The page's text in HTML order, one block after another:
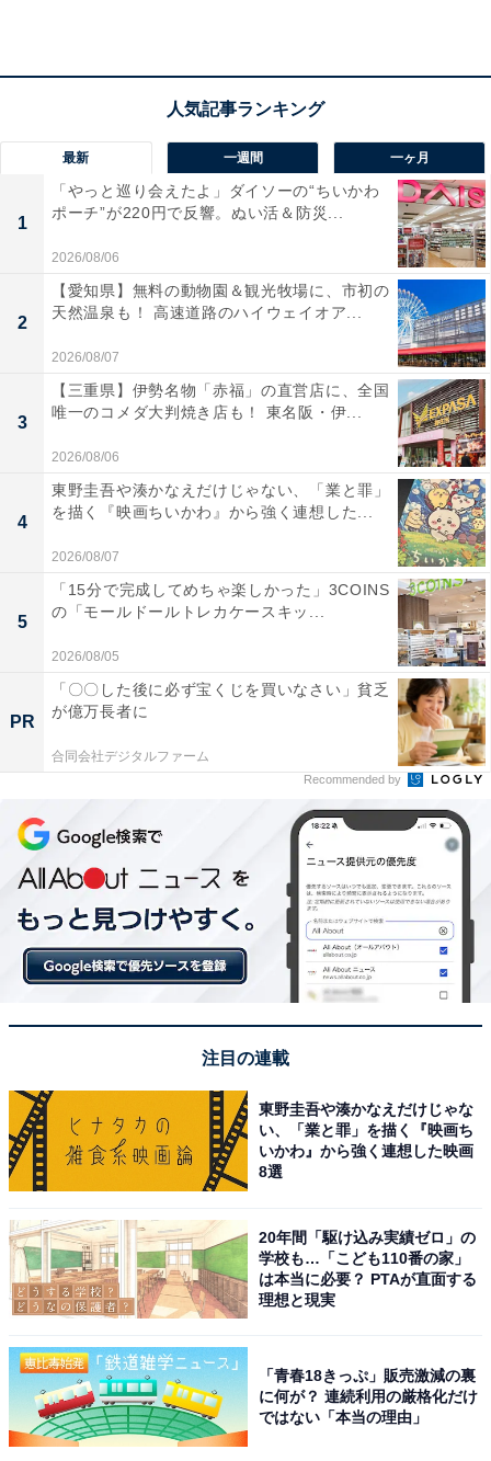
楽天トラベルでホテルを見る
「皆生温泉 皆生つるや 四季を奏でるさらさの宿」
の口コミは？
「皆生温泉 皆生つるや 四季を奏でるさらさの宿」には、
以下のような口コミが寄せられています。
スタッフの心のこもった丁寧な接客やおもてなしが
うれしい
地元の新鮮な海鮮や美味しい料理に満足
清潔感あふれるお部屋や情緒ある温泉で快適に過ご
せる
最新 一週間 一ヶ月
1
「やっと巡り会えたよ」ダイソーの“ちいかわ
ポーチ”が220円で反響。ぬい活＆防災...
2026/08/06
2
【愛知県】無料の動物園＆観光牧場に、市初の
天然温泉も！ 高速道路のハイウェイオア...
2026/08/07
3
【三重県】伊勢名物「赤福」の直営店に、全国
唯一のコメダ大判焼き店も！ 東名阪・伊...
2026/08/06
4
東野圭吾や湊かなえだけじゃない、「業と罪」
を描く『映画ちいかわ』から強く連想した...
2026/08/07
5
「15分で完成してめちゃ楽しかった」3COINS
の「モールドールトレカケースキッ...
2026/08/05
PR
「〇〇した後に必ず宝くじを買いなさい」貧乏
が億万長者に
合同会社デジタルファーム
Recommended by
注目の連載
東野圭吾や湊かなえだけじゃな
い、「業と罪」を描く『映画ち
いかわ』から強く連想した映画
8選
20年間「駆け込み実績ゼロ」の
学校も…「こども110番の家」
は本当に必要？ PTAが直面する
理想と現実
「青春18きっぷ」販売激減の裏
に何が？ 連続利用の厳格化だけ
ではない「本当の理由」